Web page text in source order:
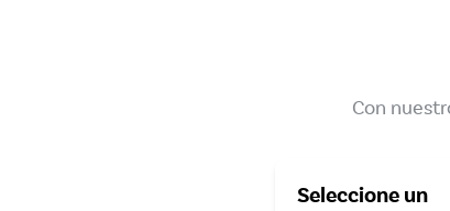
Con
Seleccione un